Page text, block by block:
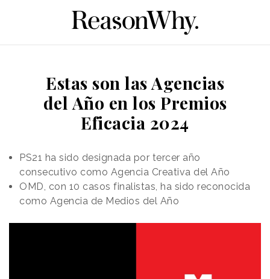
Estas son las Agencias
del Año en los Premios
Eficacia 2024
PS21 ha sido designada por tercer año
consecutivo como Agencia Creativa del Año
OMD, con 10 casos finalistas, ha sido reconocida
como Agencia de Medios del Año